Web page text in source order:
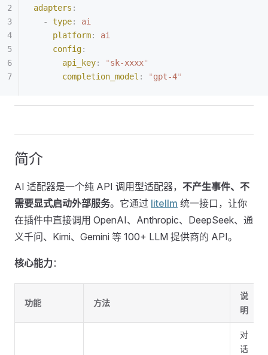
adapters :
  -
type:
ai
    platform
:
ai
    config
:
      api_key
: "sk-xxxx"
      completion_model
: "gpt-4"
简介
AI 适配器是一个纯 API 调用型适配器， 不产生事件、不
需要显式启动外部服务。它通过 litellm 统一接口，让你
在插件中直接调用 OpenAI、Anthropic、DeepSeek、通
义千问、Kimi、Gemini 等 100+ LLM 提供商的 API。
核心能力：
功能 方法
说
明
对
话